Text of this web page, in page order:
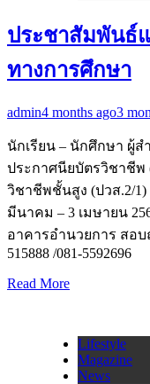
ประชาสัมพันธ์
ทางการศึกษา
admin4 months ago3
นักเรียน – นักศึกษา ผู้ส
ประกาศนียบัตรวิชาชีพ
วิชาชีพชั้นสูง (ปวส.2/1)
มีนาคม – 3 เมษายน
อาคารอำนวยการ สอ
515888 /081-5592696
Read More
Lifestyle
Magazine
News